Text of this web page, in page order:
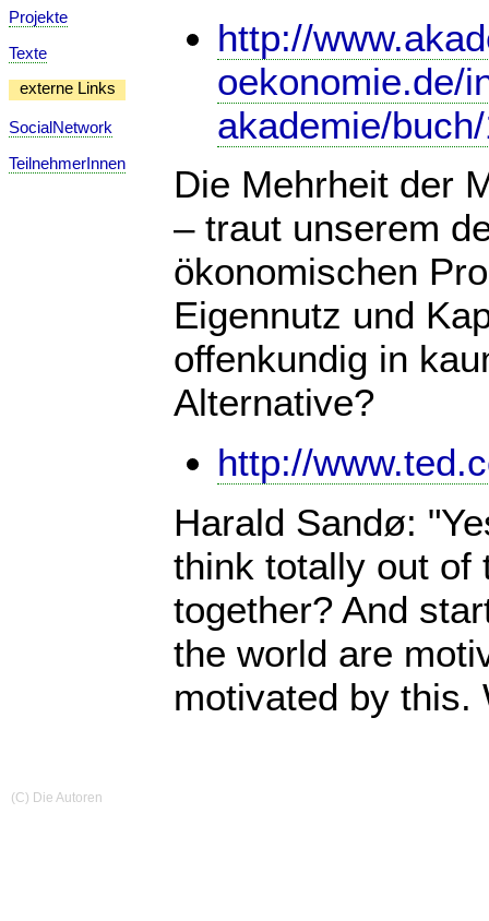
Projekte
Texte
externe Links
SocialNetwork
TeilnehmerInnen
http://
oekonomie.de/
akademie/
Die Mehrheit der
– traut unserem
ökonomischen
Eigennutz und
offenkundig in
Alternative?
http://
Harald Sandø:
think totally out of
together? And
the world are
motivated by this.
(C) Die Autoren